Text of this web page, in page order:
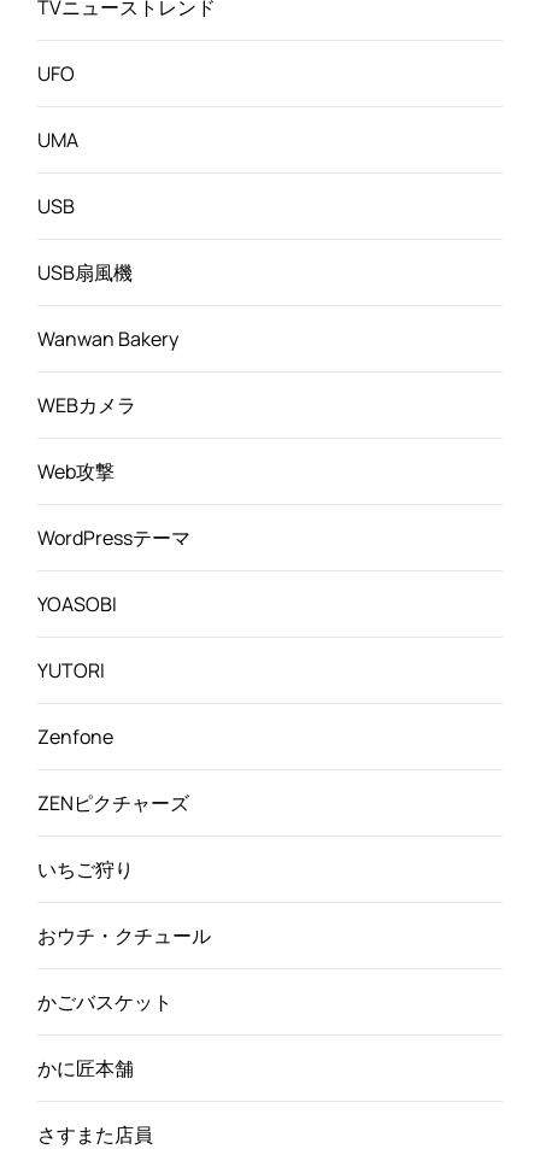
TVニューストレンド
UFO
UMA
USB
USB扇風機
Wanwan Bakery
WEBカメラ
Web攻撃
WordPressテーマ
YOASOBI
YUTORI
Zenfone
ZENピクチャーズ
いちご狩り
おウチ・クチュール
かごバスケット
かに匠本舗
さすまた店員